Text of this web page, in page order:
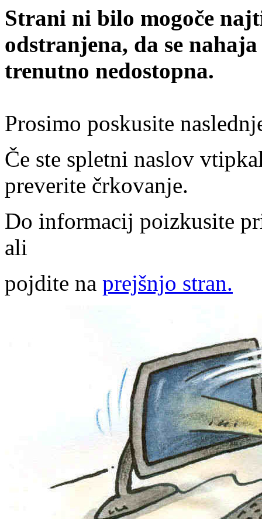
Strani ni bilo mogoče
odstranjena, da se
trenutno nedostopna.
Prosimo poskusite
Če ste spletni naslov
preverite črkovanje.
Do informacij poizkusite
ali
pojdite na prejšnjo stran.